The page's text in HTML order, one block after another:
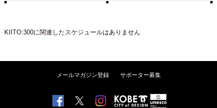
KIITO:300に関連したスケジュールはありません
メールマガジン登録 サポーター募集